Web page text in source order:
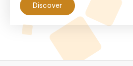
Discover